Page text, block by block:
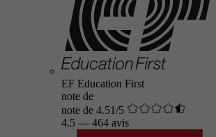
EF Education First
note de
note de 4.51/5
4.5 — 464 avis